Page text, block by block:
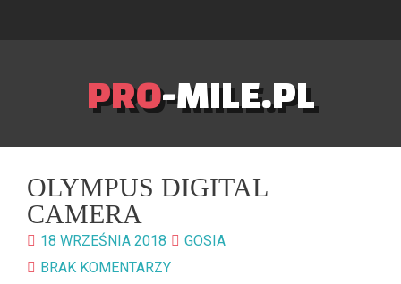
PRO-MILE.PL
OLYMPUS DIGITAL
CAMERA
18 WRZEŚNIA 2018
GOSIA
BRAK KOMENTARZY